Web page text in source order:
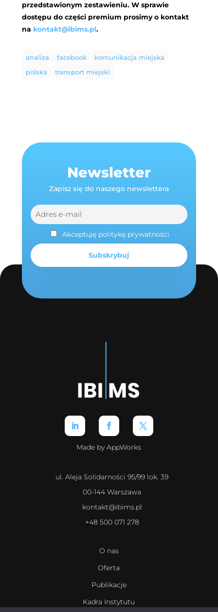
przedstawionym zestawieniu. W sprawie
dostępu do części premium prosimy o kontakt
na kontakt@ibims.pl.
analiza facebook
komunikacja miejska
polska
transport miejski
Newsletter
Zapisz się do naszego newslettera
Akceptuję politykę prywatności
Made by AppWorks
ul. Aleja Solidarności 95/99 lok. 39
00-144 Warszawa
kontakt@ibims.pl
+48 500 071 278
O nas
Oferta
Publikacje
Kadra Instytutu